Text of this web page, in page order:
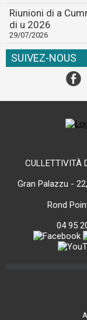
Riunioni di a
di u 2026
29/07/2026
SUIVEZ-NOUS
CULLETTIVITÀ
Gran Palazzu -
Rond
04 95